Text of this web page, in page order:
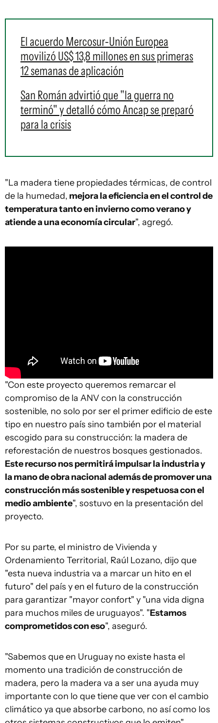
El acuerdo Mercosur-Unión Europea
movilizó US$ 13,8 millones en sus primeras
12 semanas de aplicación
San Román advirtió que "la guerra no
terminó" y detalló cómo Ancap se preparó
para la crisis
"La madera tiene propiedades térmicas, de control
de la humedad, mejora la eficiencia en el control de
temperatura tanto en invierno como verano y
atiende a una economía circular", agregó.
"Con este proyecto queremos remarcar el
compromiso de la ANV con la construcción
sostenible, no solo por ser el primer edificio de este
tipo en nuestro país sino también por el material
escogido para su construcción: la madera de
reforestación de nuestros bosques gestionados.
Este recurso nos permitirá impulsar la industria y
la mano de obra nacional además de promover una
construcción más sostenible y respetuosa con el
medio ambiente", sostuvo en la presentación del
proyecto.
Por su parte, el ministro de Vivienda y
Ordenamiento Territorial, Raúl Lozano, dijo que
"esta nueva industria va a marcar un hito en el
futuro" del país y en el futuro de la construcción
para garantizar "mayor confort" y "una vida digna
para muchos miles de uruguayos". "Estamos
comprometidos con eso", aseguró.
"Sabemos que en Uruguay no existe hasta el
momento una tradición de construcción de
madera, pero la madera va a ser una ayuda muy
importante con lo que tiene que ver con el cambio
climático ya que absorbe carbono, no así como los